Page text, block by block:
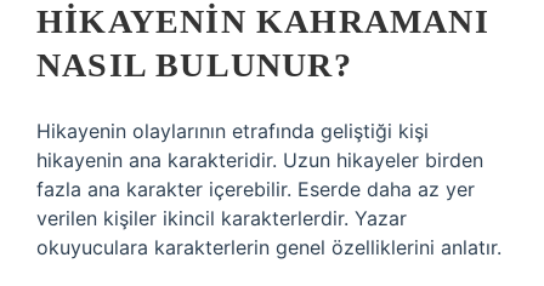
HIKAYENIN KAHRAMANI
NASIL BULUNUR?
Hikayenin olaylarının etrafında geliştiği kişi
hikayenin ana karakteridir. Uzun hikayeler birden
fazla ana karakter içerebilir. Eserde daha az yer
verilen kişiler ikincil karakterlerdir. Yazar
okuyuculara karakterlerin genel özelliklerini anlatır.